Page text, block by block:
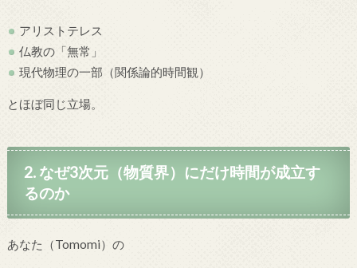
アリストテレス
仏教の「無常」
現代物理の一部（関係論的時間観）
とほぼ同じ立場。
2. なぜ3次元（物質界）にだけ時間が成立す
るのか
あなた（Tomomi）の